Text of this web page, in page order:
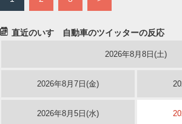
直近のいすゞ自動車のツイッターの反応
2026年8月8日(土)
2026年8月7日(金)
2026年8月5日(水)